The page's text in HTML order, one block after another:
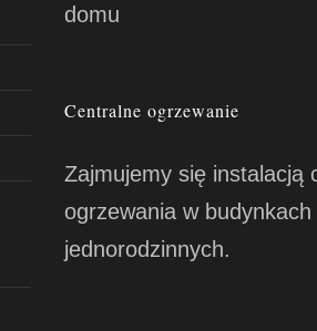
domu
Centralne ogrzewanie
Zajmujemy się instalacją
ogrzewania w
jednorodzinnych.